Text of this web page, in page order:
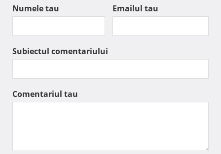
Numele tau Emailul tau
Subiectul comentariului
Comentariul tau